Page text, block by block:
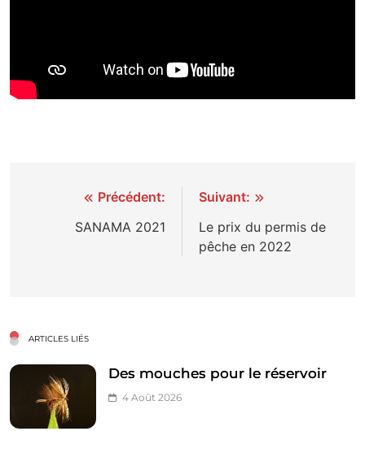
NavigationPrécédent:
SANAMA 2021
Suivant:
Le prix du permis de
pêche en 2022
ARTICLES LIÉS
Des mouches pour le réservoir
4 Août 2026